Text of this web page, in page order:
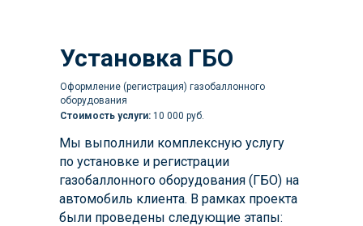
Стоимость услуги: 10 000 руб.
Установка ГБО
Оформление (регистрация) газобаллонного
оборудования
Мы выполнили комплексную услугу
по установке и регистрации
газобаллонного оборудования (ГБО) на
автомобиль клиента. В рамках проекта
были проведены следующие этапы: